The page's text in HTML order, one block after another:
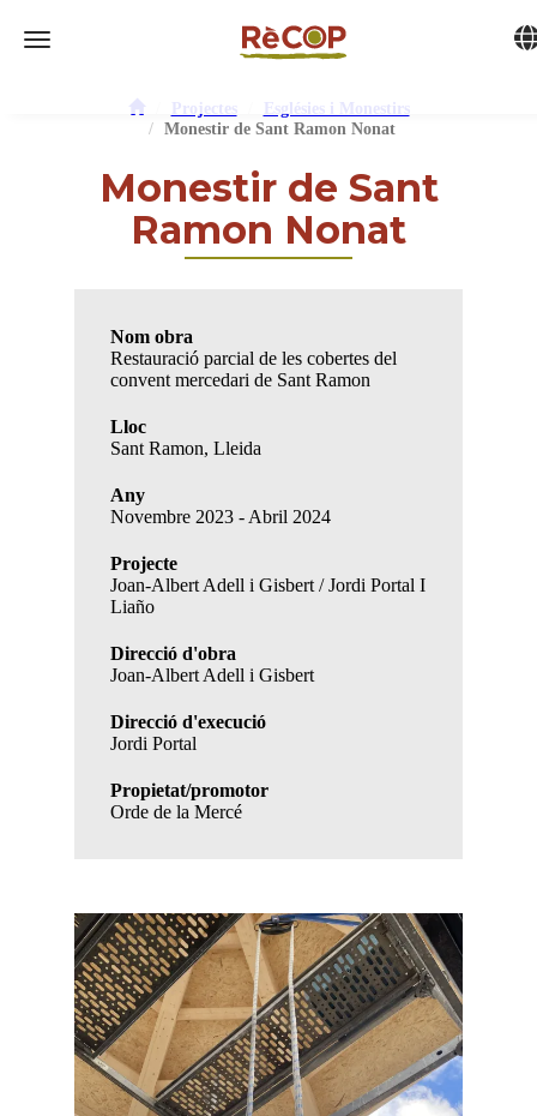
Toggle navigation
Projectes
Esglésies i Monestirs
Monestir de Sant Ramon Nonat
Monestir de Sant
Ramon Nonat
Nom obra
Restauració parcial de les cobertes del
convent mercedari de Sant Ramon
Lloc
Sant Ramon, Lleida
Any
Novembre 2023 - Abril 2024
Projecte
Joan-Albert Adell i Gisbert / Jordi Portal I
Liaño
Direcció d'obra
Joan-Albert Adell i Gisbert
Direcció d'execució
Jordi Portal
Propietat/promotor
Orde de la Mercé